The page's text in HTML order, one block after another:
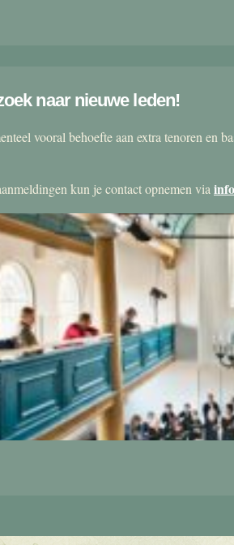
naar nieuwe leden!
vooral behoefte aan extra tenoren en
kun je contact opnemen via